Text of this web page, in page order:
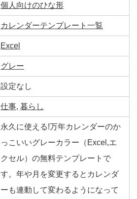
個人向けのひな形
カレンダーテンプレート一覧
Excel
グレー
設定なし
仕事, 暮らし
永久に使える!万年カレンダーのか
っこいいグレーカラー（Excel,エ
クセル）の無料テンプレートで
す。年や月を変更するとカレンダ
ーも連動して変わるようになって